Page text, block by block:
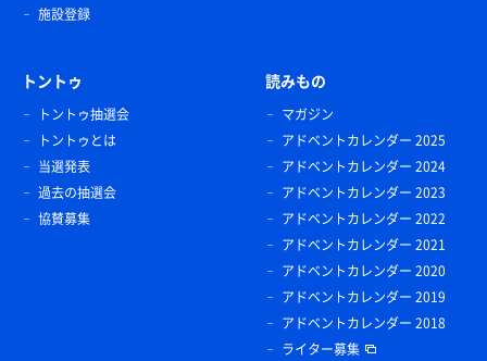
施設登録
トントゥ
トントゥ抽選会
トントゥとは
当選発表
過去の抽選会
協賛募集
読みもの
マガジン
アドベントカレンダー 2025
アドベントカレンダー 2024
アドベントカレンダー 2023
アドベントカレンダー 2022
アドベントカレンダー 2021
アドベントカレンダー 2020
アドベントカレンダー 2019
アドベントカレンダー 2018
ライター募集